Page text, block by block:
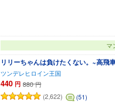
マ
リリーちゃんは負けたくない。~高飛
ツンデレヒロイン王国
440 円 880 円
(2,622)
(51)